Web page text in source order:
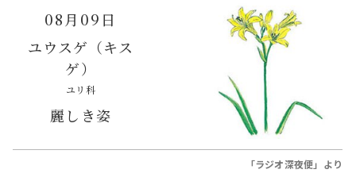
08月09日
ユウスゲ（キス
ゲ）
ユリ科
麗しき姿
「ラジオ深夜便」より